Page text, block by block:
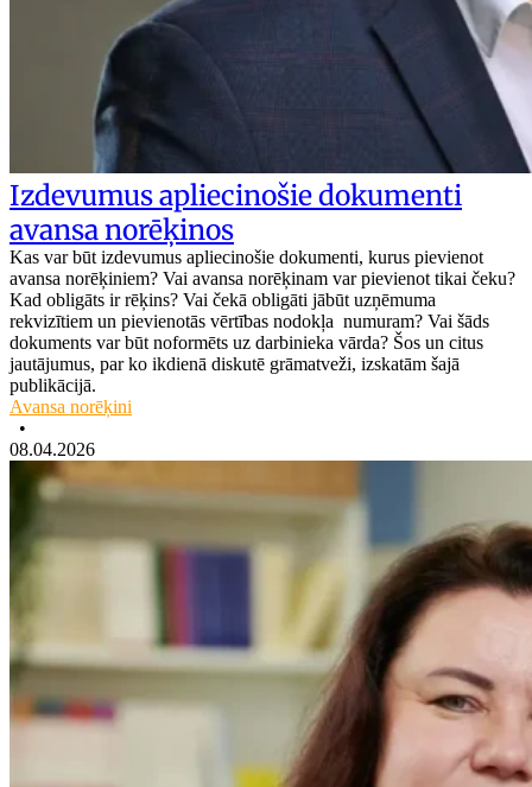
Izdevumus apliecinošie dokumenti
avansa norēķinos
Kas var būt izdevumus apliecinošie dokumenti, kurus pievienot
avansa norēķiniem? Vai avansa norēķinam var pievienot tikai čeku?
Kad obligāts ir rēķins? Vai čekā obligāti jābūt uzņēmuma
rekvizītiem un pievienotās vērtības nodokļa numuram? Vai šāds
dokuments var būt noformēts uz darbinieka vārda? Šos un citus
jautājumus, par ko ikdienā diskutē grāmatveži, izskatām šajā
publikācijā.
Avansa norēķini
•
08.04.2026